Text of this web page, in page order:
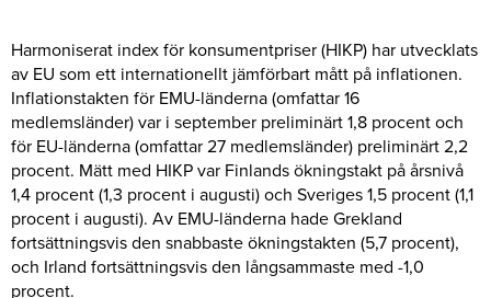
Harmoniserat index för konsumentpriser (HIKP) har utvecklats
av EU som ett internationellt jämförbart mått på inflationen.
Inflationstakten för EMU-länderna (omfattar 16
medlemsländer) var i september preliminärt 1,8 procent och
för EU-länderna (omfattar 27 medlemsländer) preliminärt 2,2
procent. Mätt med HIKP var Finlands ökningstakt på årsnivå
1,4 procent (1,3 procent i augusti) och Sveriges 1,5 procent (1,1
procent i augusti). Av EMU-länderna hade Grekland
fortsättningsvis den snabbaste ökningstakten (5,7 procent),
och Irland fortsättningsvis den långsammaste med -1,0
procent.